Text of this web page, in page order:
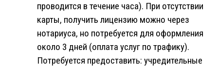
проводится в течение часа). При отсутствии
карты, получить лицензию можно через
нотариуса, но потребуется для оформления
около 3 дней (оплата услуг по трафику).
Потребуется предоставить: учредительные